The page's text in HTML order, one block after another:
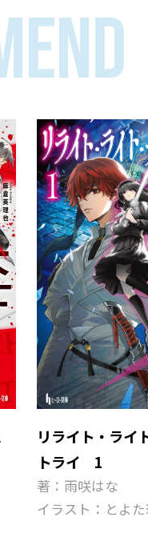
リライト・ライ
トライ 1
著：雨咲はな
イラスト：とよ